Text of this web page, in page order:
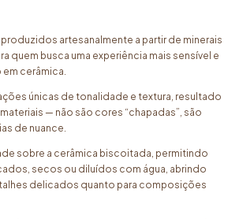
produzidos artesanalmente a partir de minerais
quem busca uma experiência mais sensível e
cerâmica.
únicas de tonalidade e textura, resultado
— não são cores “chapadas”, são
de nuance.
sobre a cerâmica biscoitada, permitindo
secos ou diluídos com água, abrindo
delicados quanto para composições